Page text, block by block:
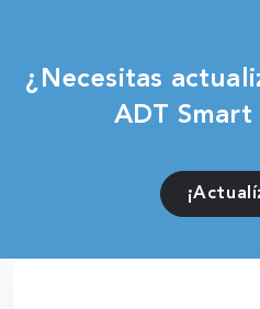
¿Necesitas
ADT Smart